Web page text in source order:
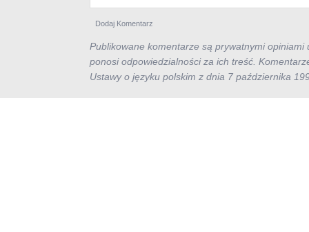
Publikowane komentarze są prywatnymi opiniami
ponosi odpowiedzialności za ich treść.
Ustawy o języku polskim z dnia 7 października